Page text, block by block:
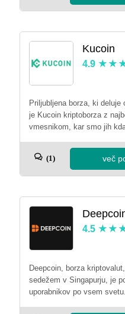
Kucoin
4.9
Priljubljena borza, ki deluje
je Kucoin kriptoborza z
vmesnikom, kar smo jih
(1) več
4.5
Deepcoin, borza
sedežem v Singapurju, je
uporabnikov po vsem svetu.